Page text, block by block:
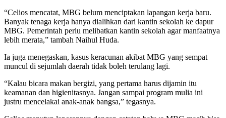
“Celios mencatat, MBG belum menciptakan lapangan kerja baru.
Banyak tenaga kerja hanya dialihkan dari kantin sekolah ke dapur
MBG. Pemerintah perlu melibatkan kantin sekolah agar manfaatnya
lebih merata,” tambah Naihul Huda.
Ia juga menegaskan, kasus keracunan akibat MBG yang sempat
muncul di sejumlah daerah tidak boleh terulang lagi.
“Kalau bicara makan bergizi, yang pertama harus dijamin itu
keamanan dan higienitasnya. Jangan sampai program mulia ini
justru mencelakai anak-anak bangsa,” tegasnya.